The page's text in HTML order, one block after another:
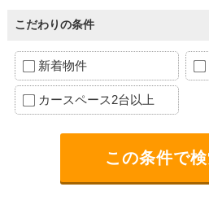
こだわりの条件
新着物件
カースペース2台以上